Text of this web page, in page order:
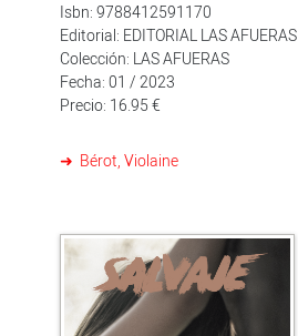
Isbn: 9788412591170
Editorial: EDITORIAL LAS AFUERAS
Colección: LAS AFUERAS
Fecha: 01 / 2023
Precio: 16.95 €
Bérot, Violaine